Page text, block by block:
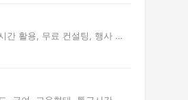
간 활용, 무료 컨설팅, 행사 후